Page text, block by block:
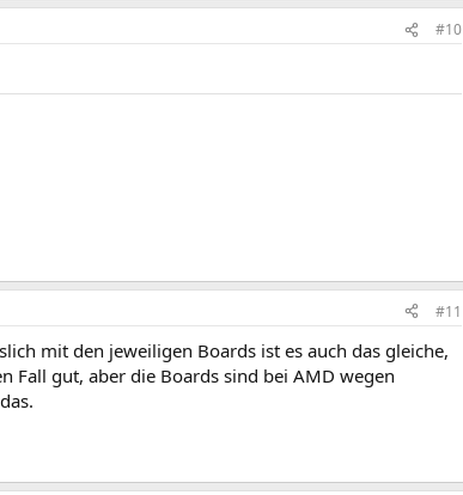
#10
#11
mit den jeweiligen Boards ist es auch das gleiche,
Fall gut, aber die Boards sind bei AMD wegen